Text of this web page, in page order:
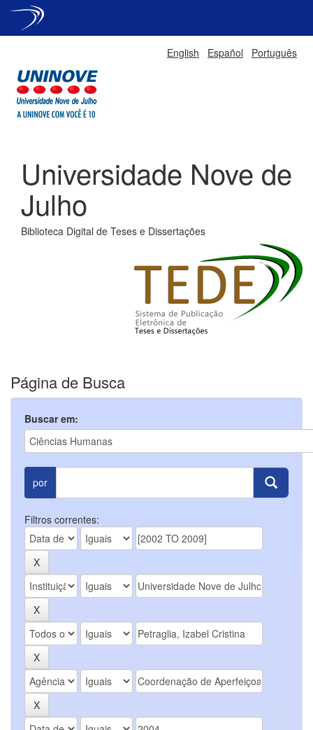
English Español Português
Universidade Nove de
Julho
Biblioteca Digital de Teses e Dissertações
Página de Busca
Buscar em:
por
Filtros correntes: